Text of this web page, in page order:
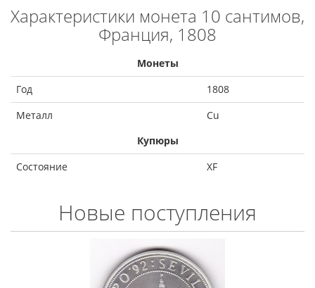
Характеристики монета 10 сантимов,
Франция, 1808
Монеты
Год
1808
Металл
Cu
Купюры
Состояние
XF
Новые поступления